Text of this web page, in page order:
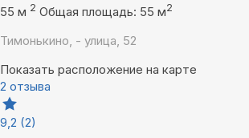
55 м 2 Общая площадь: 55 м2
Тимонькино, - улица, 52
Показать расположение на карте
2 отзыва
9,2 (2)